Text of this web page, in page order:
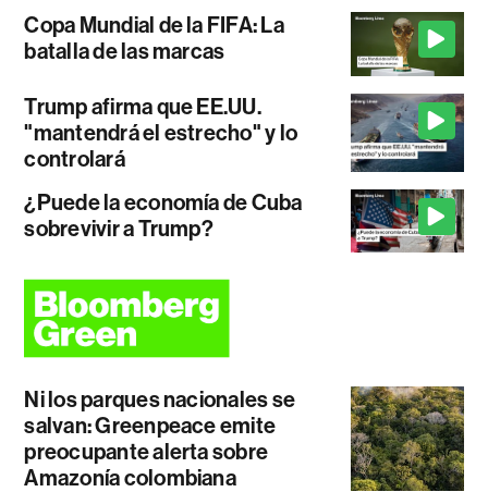
Copa Mundial de la FIFA: La
batalla de las marcas
Trump afirma que EE.UU.
"mantendrá el estrecho" y lo
controlará
¿Puede la economía de Cuba
sobrevivir a Trump?
Ni los parques nacionales se
salvan: Greenpeace emite
preocupante alerta sobre
Amazonía colombiana